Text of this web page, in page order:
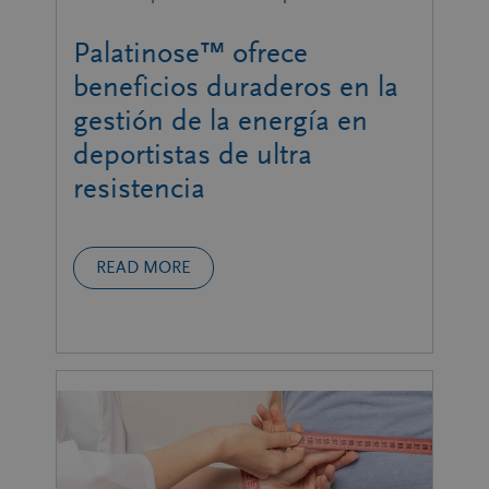
Palatinose™ ofrece
beneficios duraderos en la
gestión de la energía en
deportistas de ultra
resistencia
READ MORE